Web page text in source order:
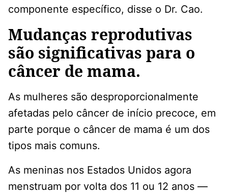
componente específico, disse o Dr. Cao.
Mudanças reprodutivas
são significativas para o
câncer de mama.
As mulheres são desproporcionalmente
afetadas pelo câncer de início precoce, em
parte porque o câncer de mama é um dos
tipos mais comuns.
As meninas nos Estados Unidos agora
menstruam por volta dos 11 ou 12 anos —